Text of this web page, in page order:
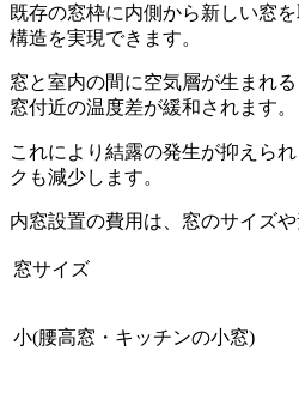
既存の窓枠に内側から新しい窓
構造を実現できます。
窓と室内の間に空気層が生まれ
窓付近の温度差が緩和されます。
これにより結露の発生が抑えら
クも減少します。
内窓設置の費用は、窓のサイズ
窓サイズ
小(腰高窓・キッチンの小窓)